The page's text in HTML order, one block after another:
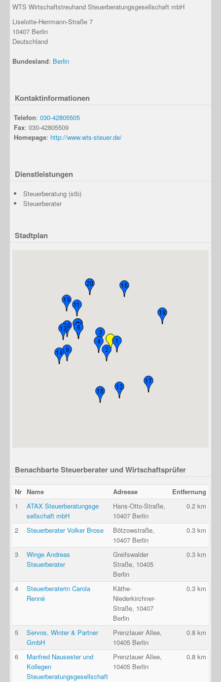
WTS Wirtschaftstreuhand Steuerberatungsgesellschaft mbH
Liselotte-Herrmann-Straße 7
10407 Berlin
Deutschland
Bundesland: Berlin
Kontaktinformationen
Telefon: 030-42805505
Fax: 030-42805509
Homepage: http://www.wts-steuer.de/
Dienstleistungen
Steuerberatung (stb)
Steuerberater
Stadtplan
Benachbarte Steuerberater und Wirtschaftsprüfer
Nr Name Adresse
Entfernung
1
ATAX Steuerberatungsge
sellschaft mbH
Hans-Otto-Straße,
10407 Berlin
0.2 km
2 Steuerberater Volker Brose
Bötzowstraße,
10407 Berlin
0.3 km
3
Winge Andreas
Steuerberater
Greifswalder
Straße, 10405
Berlin
0.3 km
4
Steuerberaterin Carola
Renné
Käthe-
Niederkirchner-
Straße, 10407
Berlin
0.3 km
5
Servos, Winter & Partner
GmbH
Prenzlauer Allee,
10405 Berlin
0.8 km
6
Manfred Nausester und
Kollegen
Steuerberatungsgesellschaft
Prenzlauer Allee,
10405 Berlin
0.8 km